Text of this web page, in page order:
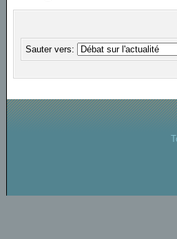
Sauter vers: